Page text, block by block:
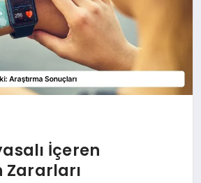
İçeren
Zararları